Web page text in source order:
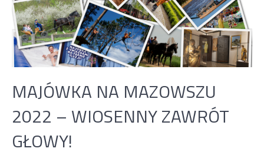
MAJÓWKA NA MAZOWSZU
2022 – WIOSENNY ZAWRÓT
GŁOWY!